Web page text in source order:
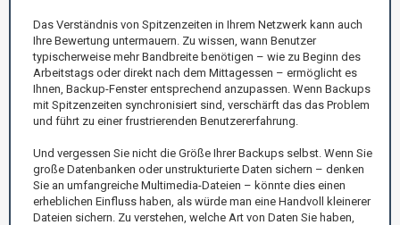
Das Verständnis von Spitzenzeiten in Ihrem Netzwerk kann auch
Ihre Bewertung untermauern. Zu wissen, wann Benutzer
typischerweise mehr Bandbreite benötigen – wie zu Beginn des
Arbeitstags oder direkt nach dem Mittagessen – ermöglicht es
Ihnen, Backup-Fenster entsprechend anzupassen. Wenn Backups
mit Spitzenzeiten synchronisiert sind, verschärft das das Problem
und führt zu einer frustrierenden Benutzererfahrung.
Und vergessen Sie nicht die Größe Ihrer Backups selbst. Wenn Sie
große Datenbanken oder unstrukturierte Daten sichern – denken
Sie an umfangreiche Multimedia-Dateien – könnte dies einen
erheblichen Einfluss haben, als würde man eine Handvoll kleinerer
Dateien sichern. Zu verstehen, welche Art von Daten Sie haben,